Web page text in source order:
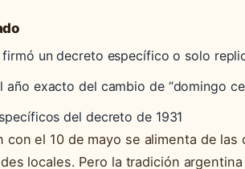
firmó un decreto específico o solo
año exacto del cambio de “domingo
del decreto de 1931
con el 10 de mayo se alimenta de
locales. Pero la tradición